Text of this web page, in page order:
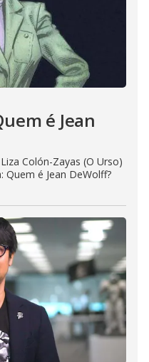
é Jean
Colón-Zayas (O Urso)
é Jean DeWolff?